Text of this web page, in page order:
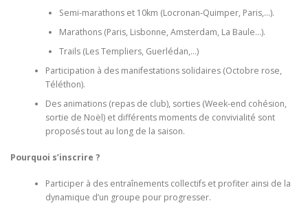
Semi-marathons et 10km (Locronan-Quimper, Paris,…).
Marathons (Paris, Lisbonne, Amsterdam, La Baule…).
Trails (Les Templiers, Guerlédan,…)
Participation à des manifestations solidaires (Octobre rose,
Téléthon).
Des animations (repas de club), sorties (Week-end cohésion,
sortie de Noël) et différents moments de convivialité sont
proposés tout au long de la saison.
Pourquoi s’inscrire ?
Participer à des entraînements collectifs et profiter ainsi de la
dynamique d’un groupe pour progresser.